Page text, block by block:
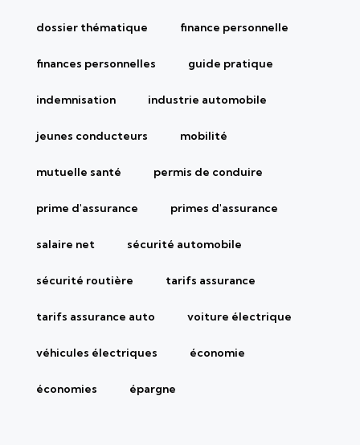
dossier thématique finance personnelle
finances personnelles guide pratique
indemnisation industrie automobile
jeunes conducteurs mobilité
mutuelle santé permis de conduire
prime d'assurance primes d'assurance
salaire net sécurité automobile
sécurité routière tarifs assurance
tarifs assurance auto voiture électrique
véhicules électriques économie
économies épargne